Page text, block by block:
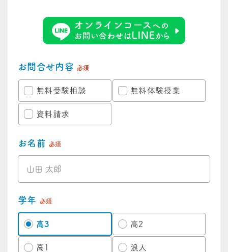
お問合せ内容 必須
無料受験相談 無料体験授業
資料請求
お名前 必須
学年 必須
高3 高2
高1 浪人